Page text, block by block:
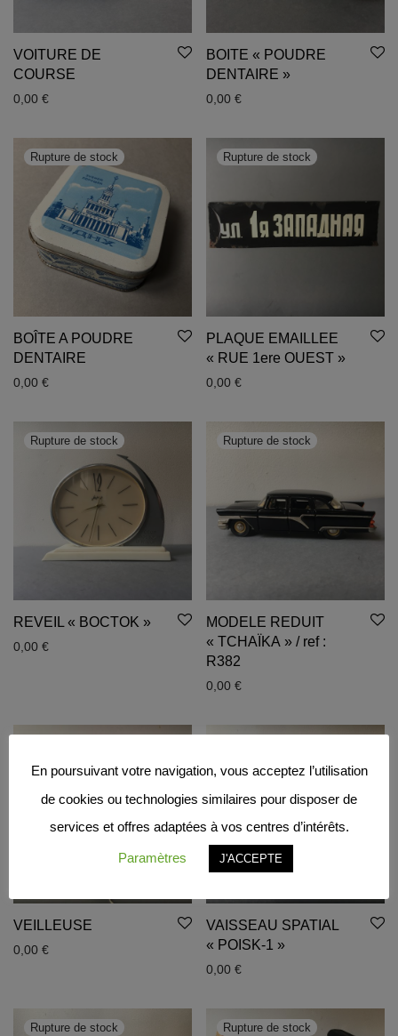
VOITURE DE
COURSE
0,00 €
BOITE « POUDRE
DENTAIRE »
0,00 €
BOÎTE A POUDRE
DENTAIRE
0,00 €
PLAQUE EMAILLEE
« RUE 1ere OUEST »
0,00 €
REVEIL « BOCTOK »
0,00 €
MODELE REDUIT
« TCHAÏKA » / ref :
R382
0,00 €
VEILLEUSE
0,00 €
VAISSEAU SPATIAL
« POISK-1 »
0,00 €
En poursuivant votre navigation, vous acceptez l’utilisation
de cookies ou technologies similaires pour disposer de
services et offres adaptées à vos centres d’intérêts.
Paramètres J'ACCEPTE